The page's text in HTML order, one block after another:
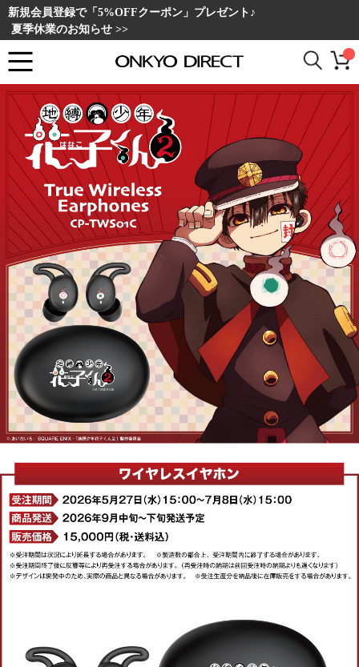
新規会員登録で「5%OFFクーポン」プレゼント♪
夏季休業のお知らせ >>